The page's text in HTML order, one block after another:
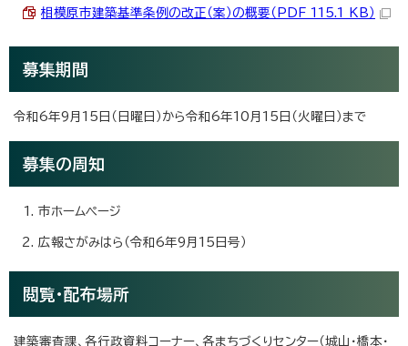
相模原市建築基準条例の改正（案）の概要（PDF 115.1 KB）
募集期間
令和6年9月15日（日曜日）から令和6年10月15日（火曜日）まで
募集の周知
市ホームページ
広報さがみはら（令和6年9月15日号）
閲覧・配布場所
建築審査課、各行政資料コーナー、各まちづくりセンター（城山・橋本・